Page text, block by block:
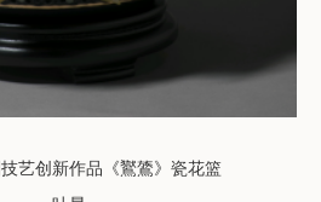
艺创新作品《鸑鷟》瓷花篮